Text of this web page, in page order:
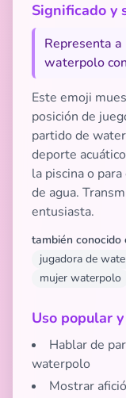
Significado y
Representa
waterpolo
Este emoji
posición de
partido de
deporte
la piscina o
de agua.
entusiasta.
también conocido
jugadora de
mujer waterpolo
Uso popular
Hablar de
waterpolo
Mostrar